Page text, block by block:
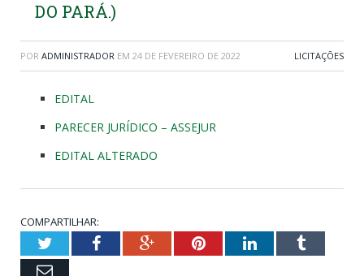
DO PARÁ.)
POR ADMINISTRADOR EM 24 DE FEVEREIRO DE 2022 LICITAÇÕES
EDITAL
PARECER JURÍDICO – ASSEJUR
EDITAL ALTERADO
COMPARTILHAR:
TwitterFacebookGoogle+PinterestLinkedInTumblr
Email